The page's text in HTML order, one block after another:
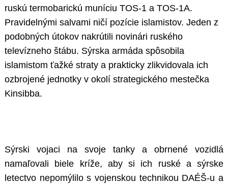
ruskú termobarickú muníciu TOS-1 a TOS-1A.
Pravidelnými salvami ničí pozície islamistov. Jeden z
podobných útokov nakrútili novinári ruského
televízneho štábu. Sýrska armáda spôsobila
islamistom ťažké straty a prakticky zlikvidovala ich
ozbrojené jednotky v okolí strategického mestečka
Kinsibba.
Sýrski vojaci na svoje tanky a obrnené vozidlá
namaľovali biele kríže, aby si ich ruské a sýrske
letectvo nepomýlilo s vojenskou technikou DAÉŠ-u a